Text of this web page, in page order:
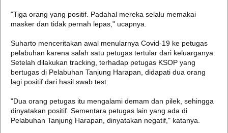
"Tiga orang yang positif. Padahal mereka selalu memakai
masker dan tidak pernah lepas," ucapnya.
Suharto menceritakan awal menularnya Covid-19 ke petugas
pelabuhan karena salah satu petugas tertular dari keluarganya.
Setelah dilakukan tracking, terhadap petugas KSOP yang
bertugas di Pelabuhan Tanjung Harapan, didapati dua orang
lagi positif dari hasil swab test.
"Dua orang petugas itu mengalami demam dan pilek, sehingga
dinyatakan positif. Sementara petugas lain yang ada di
Pelabuhan Tanjung Harapan, dinyatakan negatif," katanya.